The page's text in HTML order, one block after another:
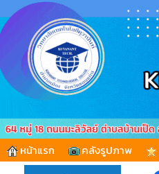
หน้าแรก คลังรูปภาพ